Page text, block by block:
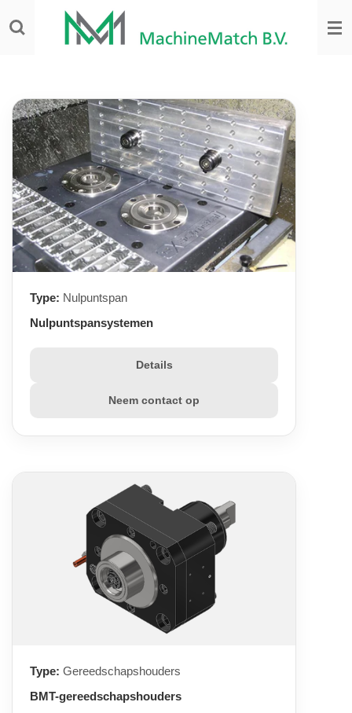
direct
Type: Nulpuntspan
Nulpuntspansystemen
Details
Neem contact op
Type: Gereedschapshouders
BMT-gereedschapshouders